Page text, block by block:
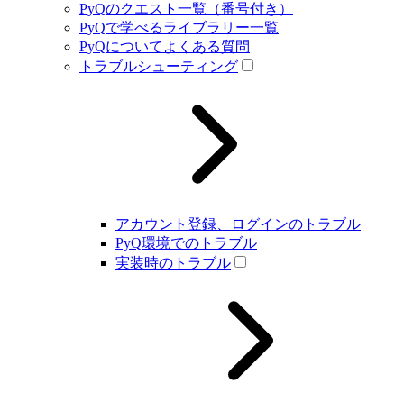
PyQのクエスト一覧（番号付き）
PyQで学べるライブラリー一覧
PyQについてよくある質問
トラブルシューティング
アカウント登録、ログインのトラブル
PyQ環境でのトラブル
実装時のトラブル